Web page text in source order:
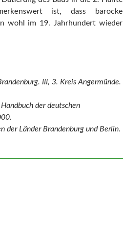
ist, dass barocke
wohl im 19. Jahrhundert wieder
III, 3. Kreis Angermünde.
der deutschen
der Länder Brandenburg und Berlin.